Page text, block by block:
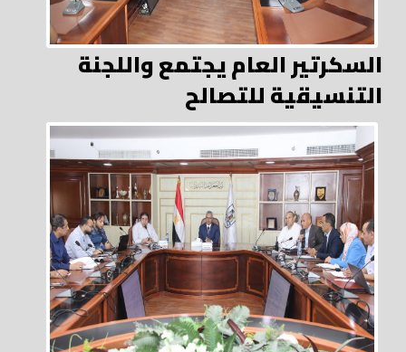
السكرتير العام يجتمع واللجنة
التنسيقية للتصالح